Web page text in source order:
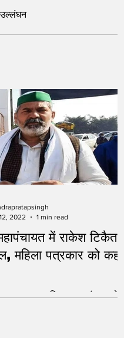
उल्लंघन
में राकेश टिकैत के
महिला पत्रकार को कहा
जून 2022 : किसान महापंचायत के
भाकियूके राष्ट्रीय प्रवक्ताराकेश
2022
1 min read